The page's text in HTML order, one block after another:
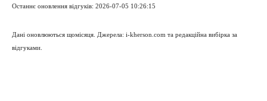
Останнє оновлення відгуків: 2026-07-05 10:26:15
Дані оновлюються щомісяця. Джерела: i-kherson.com та редакційна вибірка за
відгуками.